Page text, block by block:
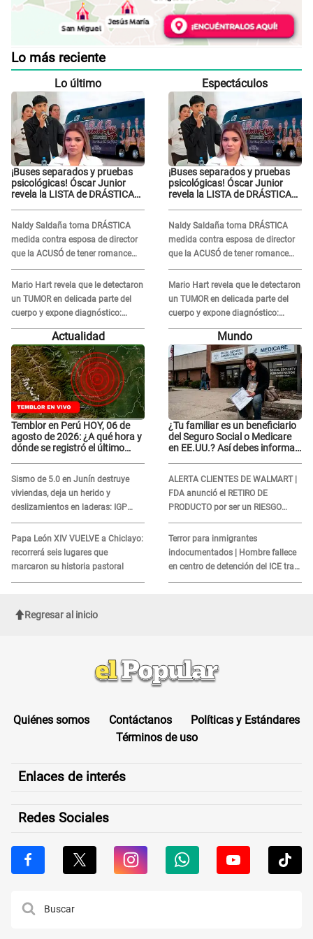
Lo más reciente
Lo último
¡Buses separados y pruebas
psicológicas! Óscar Junior
revela la LISTA de DRÁSTICAS
en 'La Bella Luz' tras caso
Naldy Saldaña
Naldy Saldaña toma DRÁSTICA
medida contra esposa de director
que la ACUSÓ de tener romance
con él: "Muy triste..."
Mario Hart revela que le detectaron
un TUMOR en delicada parte del
cuerpo y expone diagnóstico:
"Dolores muy fuertes..."
Espectáculos
¡Buses separados y pruebas
psicológicas! Óscar Junior
revela la LISTA de DRÁSTICAS
en 'La Bella Luz' tras caso
Naldy Saldaña
Naldy Saldaña toma DRÁSTICA
medida contra esposa de director
que la ACUSÓ de tener romance
con él: "Muy triste..."
Mario Hart revela que le detectaron
un TUMOR en delicada parte del
cuerpo y expone diagnóstico:
"Dolores muy fuertes..."
Actualidad
Temblor en Perú HOY, 06 de
agosto de 2026: ¿A qué hora y
dónde se registró el último
Sismo de 5.0 en Junín destruye
viviendas, deja un herido y
deslizamientos en laderas: IGP
alerta sobre posibles réplicas
Papa León XIV VUELVE a Chiclayo:
recorrerá seis lugares que
marcaron su historia pastoral
Mundo
¿Tu familiar es un beneficiario
del Seguro Social o Medicare
en EE.UU.? Así debes informar
ALERTA CLIENTES DE WALMART |
FDA anunció el RETIRO DE
PRODUCTO por ser un RIESGO
MORTAL para consumidores: ¿Cuál
es?
Terror para inmigrantes
indocumentados | Hombre fallece
en centro de detención del ICE tras
sufrir una "emergencia médica"
Regresar al inicio
Quiénes somos Contáctanos
Políticas y Estándares
Términos de uso
Enlaces de interés
Redes Sociales